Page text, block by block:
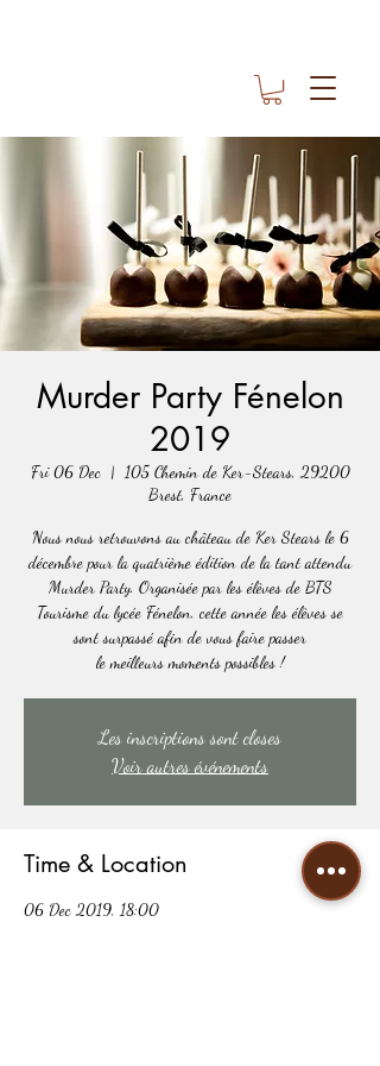
Murder Party Fénelon
2019
Fri 06 Dec
  |
105 Chemin de Ker-Stears, 29200
Brest, France
Nous nous retrouvons au château de Ker Stears le 6
décembre pour la quatrième édition de la tant attendu
Murder Party. Organisée par les élèves de BTS
Tourisme du lycée Fénelon, cette année les élèves se
sont surpassé afin de vous faire passer
le meilleurs moments possibles !
Les inscriptions sont closes
Voir autres événements
Time & Location
06 Dec 2019, 18:00